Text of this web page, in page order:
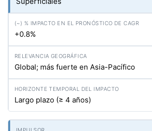
+0.8%
Global; más fuerte en Asia-Pacífico
Largo plazo (≥ 4 años)